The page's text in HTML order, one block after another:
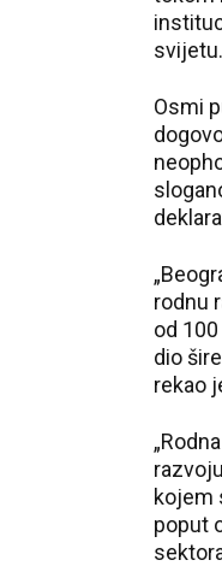
svijetu.
Osmi
rodnu
od
dio
rekao
kojem
poput